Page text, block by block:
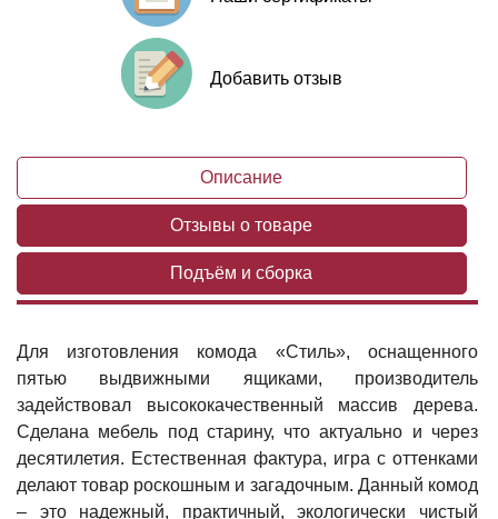
Добавить отзыв
Описание
Отзывы о товаре
Подъём и сборка
Для изготовления комода «Стиль», оснащенного
пятью выдвижными ящиками, производитель
задействовал высококачественный массив дерева.
Сделана мебель под старину, что актуально и через
десятилетия. Естественная фактура, игра с оттенками
делают товар роскошным и загадочным. Данный комод
– это надежный, практичный, экологически чистый